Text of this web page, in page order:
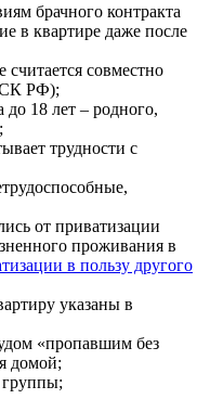
брачного контракта
в квартире даже после
совместно
СК РФ);
до 18 лет – родного,
трудности с
от приватизации
проживания в
в пользу другого
указаны в
«пропавшим без
домой;